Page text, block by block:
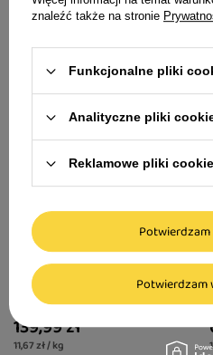
Karma sucha dla psa Piper
Animals Junior z indykiem 12
139,99 zł
11,67 zł / kg
znaleźć także na stronie
Funkcjonalne pliki
Analityczne pliki
Reklamowe pliki cookie
Potwierdzam